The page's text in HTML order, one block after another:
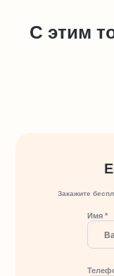
С этим
Закажите
Имя *